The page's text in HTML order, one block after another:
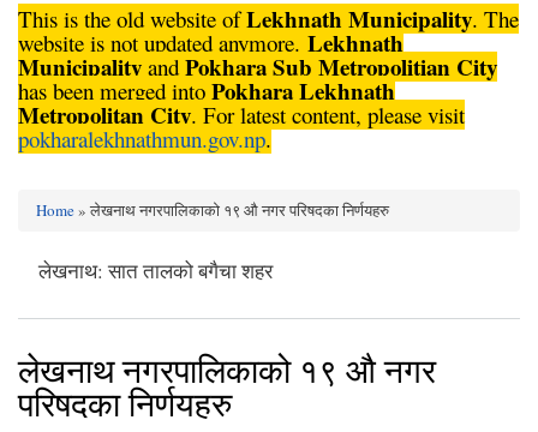
This is the old website ofLekhnath Municipality. The
website is not updated anymore. Lekhnath
Municipality and Pokhara Sub Metropolitian City
has been merged into Pokhara Lekhnath
Metropolitan City. For latest content, please visit
pokharalekhnathmun.gov.np.
Home» लेखनाथ नगरपालिकाको १९ औ नगर परिषदका निर्णयहरु
लेखनाथ: सात तालको बगैचा शहर
लेखनाथ नगरपालिकाको १९ औ नगर
परिषदका निर्णयहरु